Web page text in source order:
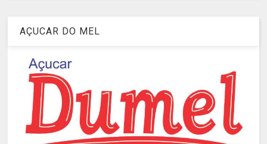
AÇUCAR DO MEL